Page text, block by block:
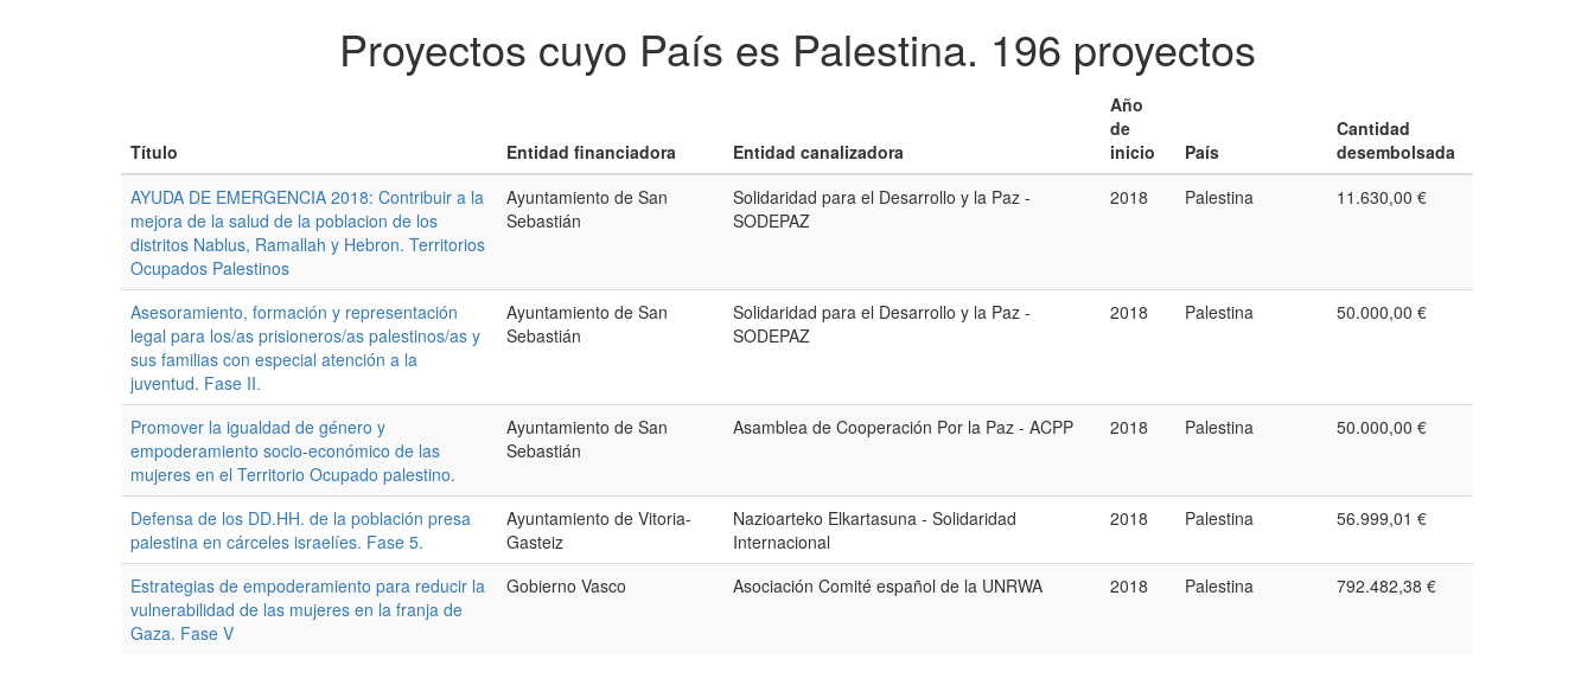
Proyectos cuyo País es Palestina. 196 proyectos
Título Entidad financiadora Entidad canalizadora
Año
de
inicio
País
Cantidad
desembolsada
AYUDA DE EMERGENCIA 2018: Contribuir a la
mejora de la salud de la poblacion de los
distritos Nablus, Ramallah y Hebron. Territorios
Ocupados Palestinos
Ayuntamiento de San
Sebastián
Solidaridad para el Desarrollo y la Paz -
SODEPAZ
2018 Palestina 11.630,00 €
Asesoramiento, formación y representación
legal para los/as prisioneros/as palestinos/as y
sus familias con especial atención a la
juventud. Fase II.
Ayuntamiento de San
Sebastián
Solidaridad para el Desarrollo y la Paz -
SODEPAZ
2018 Palestina 50.000,00 €
Promover la igualdad de género y
empoderamiento socio-económico de las
mujeres en el Territorio Ocupado palestino.
Ayuntamiento de San
Sebastián
Asamblea de Cooperación Por la Paz - ACPP 2018 Palestina 50.000,00 €
Defensa de los DD.HH. de la población presa
palestina en cárceles israelíes. Fase 5.
Ayuntamiento de Vitoria-
Gasteiz
Nazioarteko Elkartasuna - Solidaridad
Internacional
2018 Palestina 56.999,01 €
Estrategias de empoderamiento para reducir la
vulnerabilidad de las mujeres en la franja de
Gaza. Fase V
Gobierno Vasco Asociación Comité español de la UNRWA 2018 Palestina 792.482,38 €